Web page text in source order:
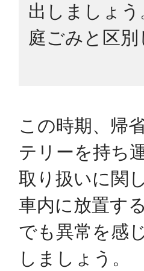
出しましょ
庭ごみと区
この時期、帰
テリーを持ち
取り扱いに関
車内に放置す
でも異常を感
しましょう。